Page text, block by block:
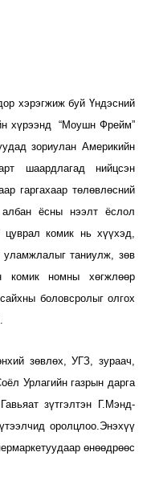
хэрэгжиж буй Үндэсний
хүрээнд “Моушн Фрейм”
зориулан Америкийн
шаардлагад нийцсэн
гаргахаар төлөвлөсний
ёсны нээлт ёслол
цуврал комик нь хүүхэд,
таниулж, зөв
комик номны хөгжлөөр
боловсролыг олгох
зөвлөх, УГЗ, зураач,
Урлагийн газрын дарга
зүтгэлтэн Г.Мэнд-
оролцлоо.Энэхүү
өнөөдрөөс